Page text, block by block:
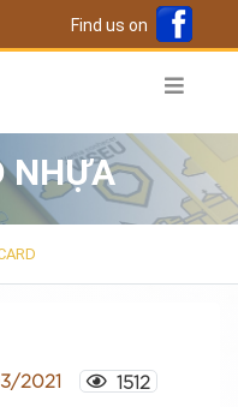
Find us on
NHỰA
2021 1512